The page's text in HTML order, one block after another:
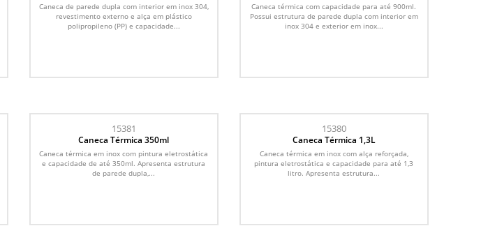
Caneca de parede dupla com interior em inox 304,
revestimento externo e alça em plástico
polipropileno (PP) e capacidade...
Caneca térmica com capacidade para até 900ml.
Possui estrutura de parede dupla com interior em
inox 304 e exterior em inox...
15381
Caneca Térmica 350ml
Caneca térmica em inox com pintura eletrostática
e capacidade de até 350ml. Apresenta estrutura
de parede dupla,...
15380
Caneca Térmica 1,3L
Caneca térmica em inox com alça reforçada,
pintura eletrostática e capacidade para até 1,3
litro. Apresenta estrutura...